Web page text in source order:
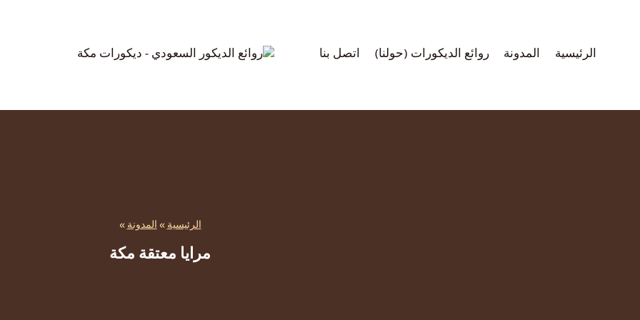
الرئيسية المدونة روائع الديكورات (حولنا) اتصل بنا
الرئيسية»المدونة»
مرايا معتقة مكة